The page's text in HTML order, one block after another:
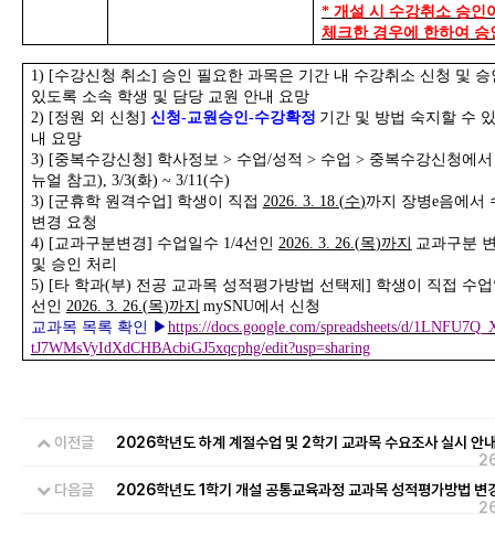
* 개설 시 수강취소 승인
체크한 경우에 한하여 승
1) [수강신청 취소] 승인 필요한 과목은 기간 내 수강취소 신청 및 승
있도록 소속 학생 및 담당 교원 안내 요망
2) [정원 외 신청] 신청-교원승인-수강확정 기간 및 방법 숙지할 수
내 요망
3) [중복수강신청] 학사정보 > 수업/성적 > 수업 > 중복수강신청에
뉴얼 참고), 3/3(화) ~ 3/11(수)
3) [군휴학 원격수업] 학생이 직접 2026. 3. 18.(수)까지 장병e음에서
변경 요청
4) [교과구분변경] 수업일수 1/4선인 2026. 3. 26.(목)까지 교과구분
및 승인 처리
5) [타 학과(부) 전공 교과목 성적평가방법 선택제 ] 학생이 직접 수
선인 2026. 3. 26.(목)까지 mySNU에서 신청
교과목 목록 확인 ▶ https://docs.google.com/spreadsheets/d/
tJ7WMsVyIdXdCHBAcbiGJ5xqcphg/edit?usp=sharing
이전글
2026학년도 하계 계절수업 및 2학기 교과목 수요조사 실시 안
다음글
2026학년도 1학기 개설 공통교육과정 교과목 성적평가방법 변